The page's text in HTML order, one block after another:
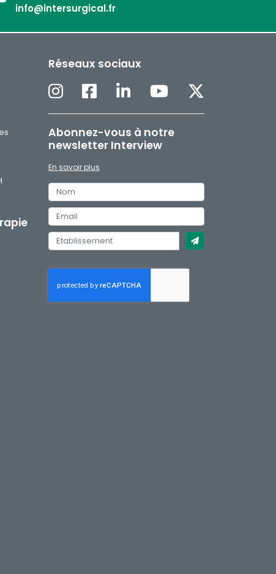
info@intersurgical.fr
Réseaux sociaux
Abonnez-vous à notre
newsletter Interview
En savoir plus